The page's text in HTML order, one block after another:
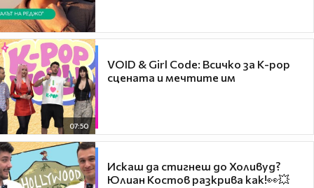
07:50
VOID & Girl Code: Всичко за K-pop
сцената и мечтите им
Искаш да стигнеш до Холивуд?
Юлиан Костов разкрива как!👀💥